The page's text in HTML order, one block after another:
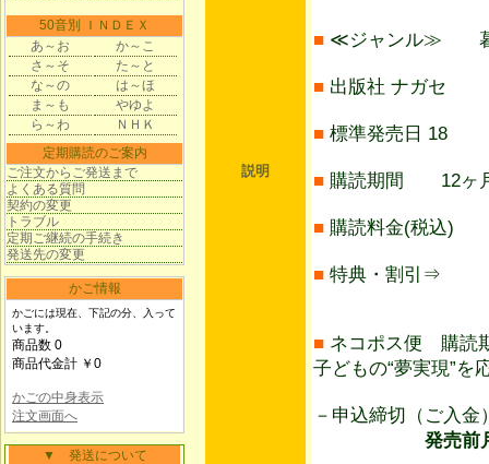
50音別 ＩＮＤＥＸ
あ～お
か～こ
さ～そ
た～と
な～の
は～ほ
ま～も
やゆよ
ら～わ
ＮＨＫ
定期購読のご案内
ご注文からご発送まで
よくある質問
契約の変更
トラブル
定期ご継続の手続き
発送先の変更
かご情報
かごには現在、下記の分、入って
います。
商品数 0
商品代金計 ￥0
かごの中身表示
注文画面へ
▼ 発送について
説明
■ ≪ジャンル≫ 暮
■ 出版社 ナガセ
■ 標準発売日 18
■ 購読期間 12ヶ
■ 購読料金(税込)
■ 特典・割引
■ ネコポス便 購読
子どもの“夢実現”を
－申込締切（ご入
発売前月25日